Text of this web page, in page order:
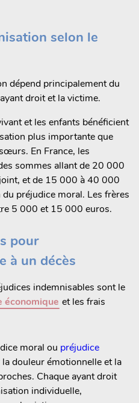
selon le
dépend principalement du
droit et la victime.
et les enfants bénéficient
plus importante que
En France, les
sommes allant de 20 000
et de 15 000 à 40 000
préjudice moral. Les frères
5 000 et 15 000 euros.
pour
à un décès
indemnisables sont le
économique et les frais
moral ou préjudice
douleur émotionnelle et la
Chaque ayant droit
individuelle,